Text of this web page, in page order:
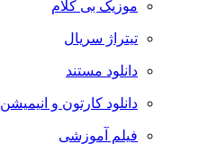
موزیک بی کلام
تیتراژ سریال
دانلود مستند
دانلود کارتون و انیمیشن
فیلم آموزشی